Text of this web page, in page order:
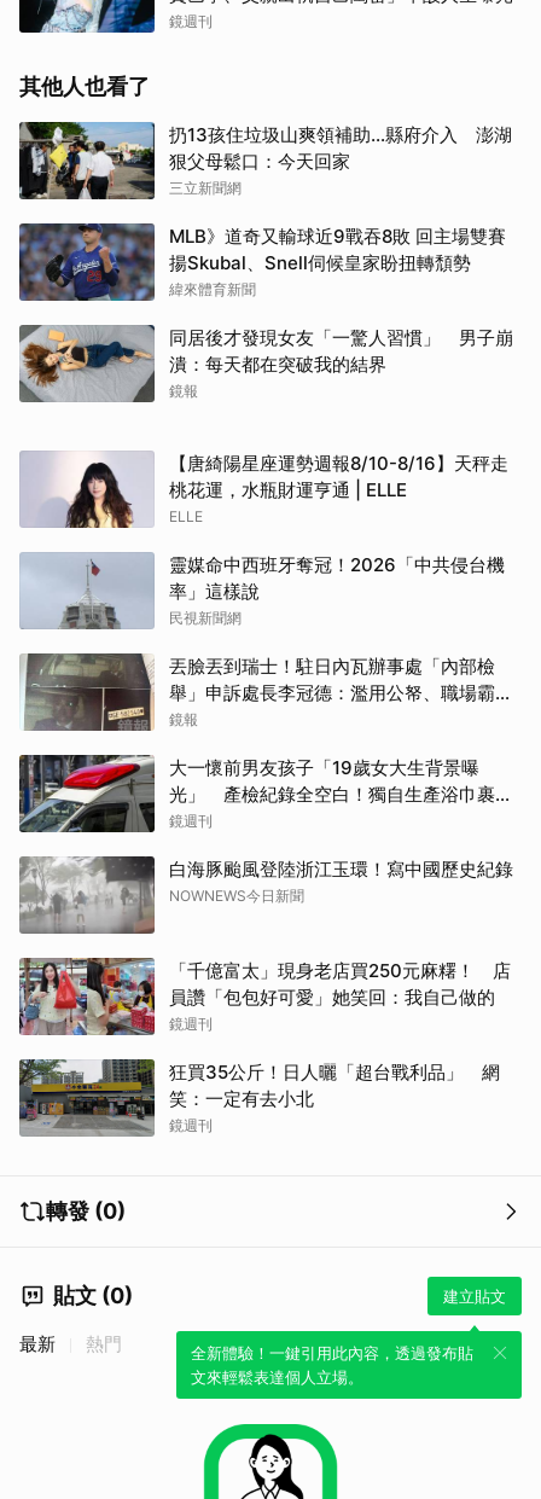
鏡週刊
其他人也看了
扔13孩住垃圾山爽領補助…縣府介入 澎湖
狠父母鬆口：今天回家
三立新聞網
MLB》道奇又輸球近9戰吞8敗 回主場雙賽
揚Skubal、Snell伺候皇家盼扭轉頹勢
緯來體育新聞
同居後才發現女友「一驚人習慣」 男子崩
潰：每天都在突破我的結界
鏡報
【唐綺陽星座運勢週報8/10-8/16】天秤走
桃花運，水瓶財運亨通 | ELLE
ELLE
靈媒命中西班牙奪冠！2026「中共侵台機
率」這樣說
民視新聞網
丟臉丟到瑞士！駐日內瓦辦事處「內部檢
舉」申訴處長李冠德：濫用公帑、職場霸
凌、超速仔拒繳罰單 外交部要查了
鏡報
大一懷前男友孩子「19歲女大生背景曝
光」 產檢紀錄全空白！獨自生產浴巾裹嬰
屍藏家5天
鏡週刊
白海豚颱風登陸浙江玉環！寫中國歷史紀錄
NOWNEWS今日新聞
「千億富太」現身老店買250元麻糬！ 店
員讚「包包好可愛」她笑回：我自己做的
鏡週刊
狂買35公斤！日人曬「超台戰利品」 網
笑：一定有去小北
鏡週刊
轉發 (0)
貼文 (0) 建立貼文
全新體驗！一鍵引用此內容，透過發布貼
文來輕鬆表達個人立場。
最新 熱門
取消